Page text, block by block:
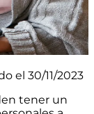
el 30/11/2023
tener un